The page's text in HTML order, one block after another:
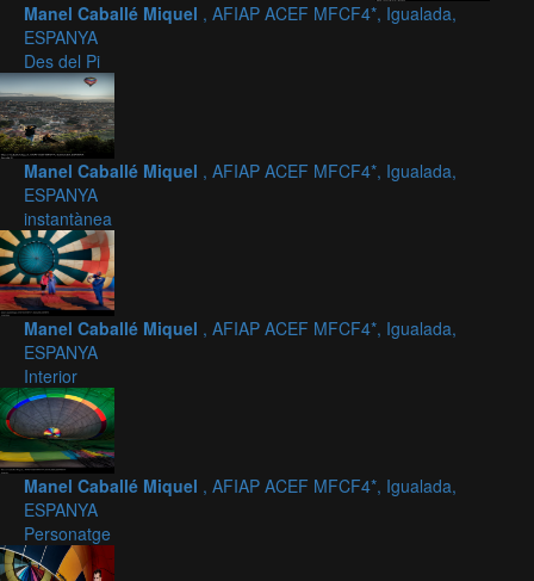
Manel Caballé Miquel , AFIAP ACEF MFCF4*, Igualada,
ESPANYA
Des del Pi
Manel Caballé Miquel , AFIAP ACEF MFCF4*, Igualada,
ESPANYA
instantànea
Manel Caballé Miquel , AFIAP ACEF MFCF4*, Igualada,
ESPANYA
Interior
Manel Caballé Miquel , AFIAP ACEF MFCF4*, Igualada,
ESPANYA
Personatge